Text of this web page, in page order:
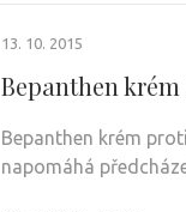
13. 10. 2015
Bepanthen
Bepanthen krém
napomáhá